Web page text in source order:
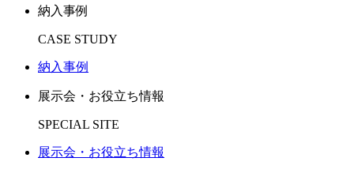
納入事例
CASE STUDY
納入事例
展示会・お役立ち情報
SPECIAL SITE
展示会・お役立ち情報